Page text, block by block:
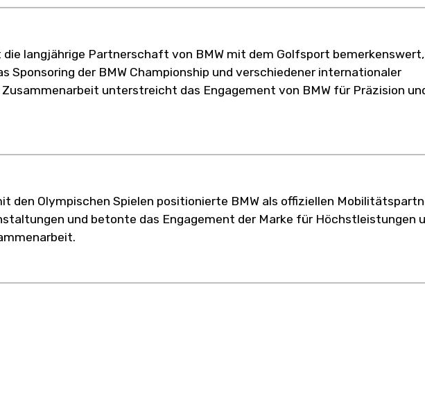
die langjährige Partnerschaft von BMW mit dem Golfsport bemerkenswert,
Sponsoring der BMW Championship und verschiedener internationaler
unterstreicht das Engagement von BMW für Präzision
den Olympischen Spielen positionierte BMW als offiziellen
und betonte das Engagement der Marke für Höchstleistungen